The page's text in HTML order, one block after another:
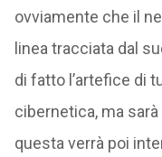
ovviamente che il
linea tracciata dal
di fatto l’artefice di
cibernetica, ma
questa verrà poi